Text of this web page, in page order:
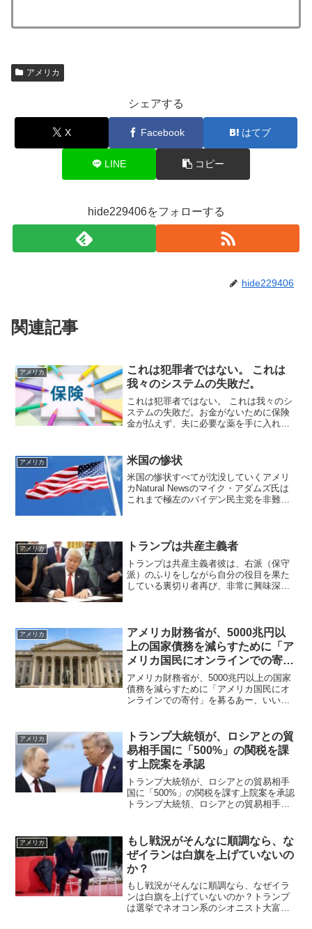
アメリカ
シェアする
X Facebook はてブ
LINE コピー
hide229406をフォローする
hide229406
関連記事
アメリカ
これは犯罪者ではない。 これは
我々のシステムの失敗だ。
これは犯罪者ではない。 これは我々のシ
ステムの失敗だ。お金がないために保険
金が払えず、夫に必要な薬を手に入れら
見た日】法廷で起こる一瞬の出来事が、
正義や政治、または「シ...
アメリカ 米国の惨状
米国の惨状すべてが沈没していくアメリ
カNatural Newsのマイク・アダムズ氏は
これまで極左のバイデン民主党を非難し
なりました。...
アメリカ トランプは共産主義者
トランプは共産主義者彼は、右派（保守
派）のふりをしながら自分の役目を果た
している裏切り者再び、非常に興味深い
信じてきましたし、反トラ...
アメリカ
アメリカ財務省が、5000兆円以
上の国家債務を減らすために「ア
メリカ国民にオンラインでの寄
付」を募る
アメリカ財務省が、5000兆円以上の国家
債務を減らすために「アメリカ国民にオ
ンラインでの寄付」を募るあー、いい考
は、5万人が 1人 1000億円の寄付でもい
いで...
アメリカ
トランプ大統領が、ロシアとの貿
易相手国に「500%」の関税を課
す上院案を承認
トランプ大統領が、ロシアとの貿易相手
国に「500%」の関税を課す上院案を承認
トランプ大統領、ロシアとの貿易相手国
そしておそらくイランも標的にし、ロシ
アと貿易する国に...
アメリカ
もし戦況がそんなに順調なら、な
ぜイランは白旗を上げていないの
か？
もし戦況がそんなに順調なら、なぜイラ
ンは白旗を上げていないのか？トランプ
は選挙でネオコン系のシオニスト大富豪